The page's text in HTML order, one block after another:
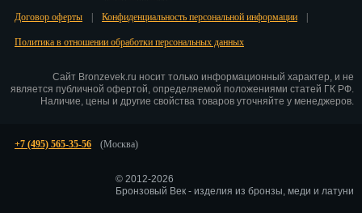
Рязань
Санкт-Петербург
Договор оферты Конфиденциальность персональной информации
Политика в отношении обработки персональных данных
Сайт Bronzevek.ru носит только информационный характер, и не
является публичной офертой, определяемой положениями статей ГК РФ.
Наличие, цены и другие свойства товаров уточняйте у менеджеров.
+7 (495) 565-35-56 (Москва)
© 2012-2026
Бронзовый Век - изделия из бронзы, меди и латуни